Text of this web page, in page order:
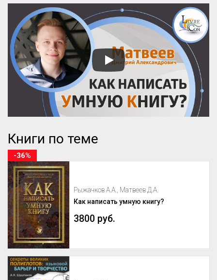
Книги по теме
Рыжачков А.А., Матвеев Д.А.
Как написать умную книгу?
3800 руб.
-36%